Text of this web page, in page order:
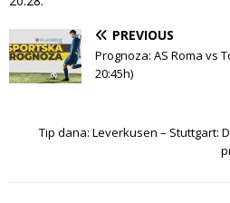
PREVIOUS
Prognoza: AS Roma vs
20:45h)
Tip dana: Leverkusen – Stuttgart: